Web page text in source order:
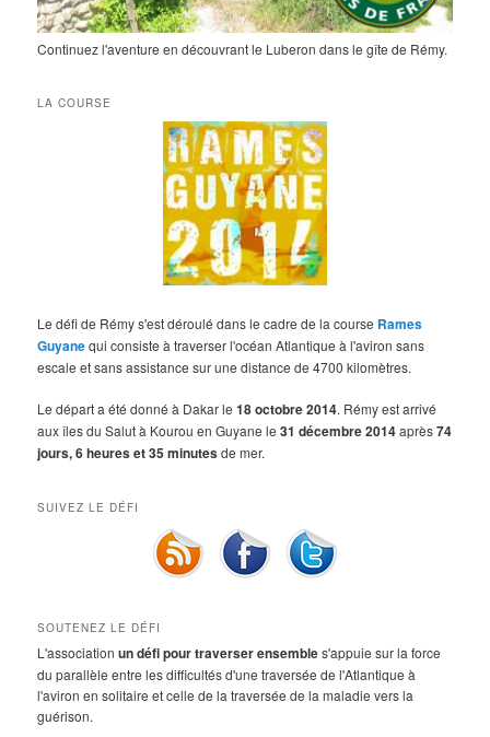
Continuez l'aventure en découvrant le Luberon dans le gîte de Rémy.
LA COURSE
Le défi de Rémy s'est déroulé dans le cadre de la course Rames
Guyanequi consiste à traverser l'océan Atlantique à l'aviron sans
escale et sans assistance sur une distance de 4700 kilomètres.
Le départ a été donné à Dakar le18 octobre 2014. Rémy est arrivé
aux îles du Salut à Kourou en Guyane le31 décembre 2014après74
jours, 6 heures et 35 minutesde mer.
SUIVEZ LE DÉFI
SOUTENEZ LE DÉFI
L'associationun défi pour traverser ensembles'appuie sur la force
du parallèle entre les difficultés d'une traversée de l'Atlantique à
l'aviron en solitaire et celle de la traversée de la maladie vers la
guérison.